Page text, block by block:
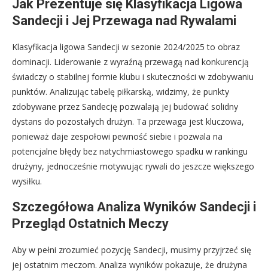
Jak Prezentuje się Klasyfikacja Ligowa
Sandecji i Jej Przewaga nad Rywalami
Klasyfikacja ligowa Sandecji w sezonie 2024/2025 to obraz
dominacji. Liderowanie z wyraźną przewagą nad konkurencją
świadczy o stabilnej formie klubu i skuteczności w zdobywaniu
punktów. Analizując tabelę piłkarską, widzimy, że punkty
zdobywane przez Sandecję pozwalają jej budować solidny
dystans do pozostałych drużyn. Ta przewaga jest kluczowa,
ponieważ daje zespołowi pewność siebie i pozwala na
potencjalne błędy bez natychmiastowego spadku w rankingu
drużyny, jednocześnie motywując rywali do jeszcze większego
wysiłku.
Szczegółowa Analiza Wyników Sandecji i
Przegląd Ostatnich Meczy
Aby w pełni zrozumieć pozycję Sandecji, musimy przyjrzeć się
jej ostatnim meczom. Analiza wyników pokazuje, że drużyna